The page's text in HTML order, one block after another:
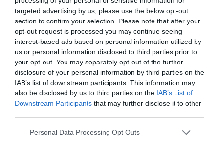
targeted advertising by us, please use the below opt-out
section to confirm your selection. Please note that after your
opt-out request is processed you may continue seeing
interest-based ads based on personal information utilized by
us or personal information disclosed to third parties prior to
your opt-out. You may separately opt-out of the further
disclosure of your personal information by third parties on the
IAB’s list of downstream participants. This information may
also be disclosed by us to third parties on the IAB’s List of
Downstream Participants that may further disclose it to other
Personal Data Processing Opt Outs
3ο ΓΕΛ Καλαμάτας: Επιμόρφωση
εκπαιδευτικών για τη διαφορετικότητα και
τον σχολικό εκφοβισμό
05/08/2026 18:04